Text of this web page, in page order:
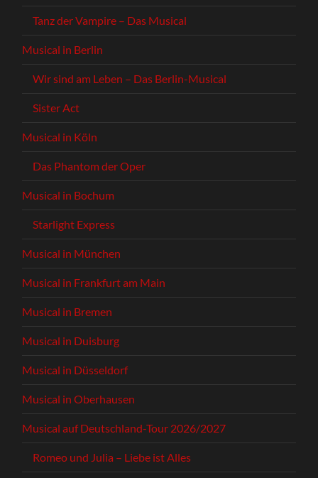
Tanz der Vampire – Das Musical
Musical in Berlin
Wir sind am Leben – Das Berlin-Musical
Sister Act
Musical in Köln
Das Phantom der Oper
Musical in Bochum
Starlight Express
Musical in München
Musical in Frankfurt am Main
Musical in Bremen
Musical in Duisburg
Musical in Düsseldorf
Musical in Oberhausen
Musical auf Deutschland-Tour 2026/2027
Romeo und Julia – Liebe ist Alles